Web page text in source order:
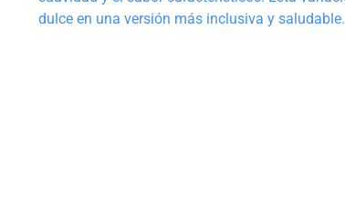
dulce en una versión más inclusiva y saludable.